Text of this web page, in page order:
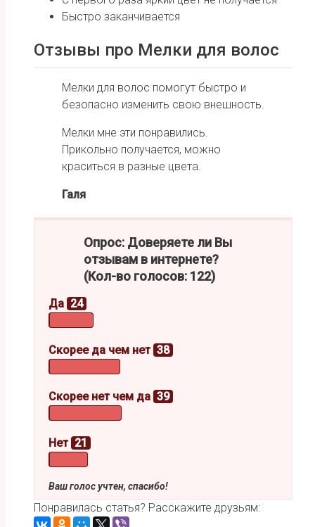
Быстро заканчивается
Отзывы про Мелки для волос
Мелки для волос помогут быстро и
безопасно изменить свою внешность.
Мелки мне эти понравились.
Прикольно получается, можно
краситься в разные цвета.
Галя
Опрос: Доверяете ли Вы
отзывам в интернете?
(Кол-во голосов: 122)
Да 24
Скорее да чем нет 38
Скорее нет чем да 39
Нет 21
Ваш голос учтен, спасибо!
Понравилась статья? Расскажите друзьям: